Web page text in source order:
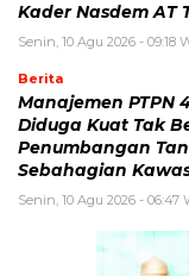
Kader Nasdem AT
Senin, 10 Agu 2026 - 09:18
Berita
Manajemen PTPN
Diduga Kuat Tak
Penumbangan
Sebahagian
Senin, 10 Agu 2026 - 06:47